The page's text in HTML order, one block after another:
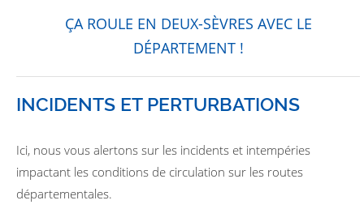
ÇA ROULE EN DEUX-SÈVRES AVEC LE
DÉPARTEMENT !
INCIDENTS ET PERTURBATIONS
Ici, nous vous alertons sur les incidents et intempéries
impactant les conditions de circulation sur les routes
départementales.